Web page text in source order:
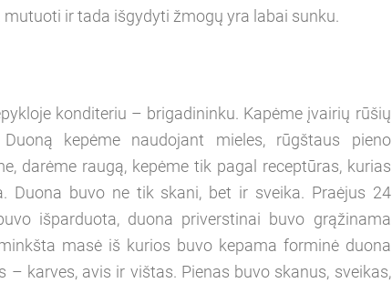
ir tada išgydyti žmogų yra labai sunku.
konditeriu – brigadininku. Kapėme įvairių rūšių
kepėme naudojant mieles, rūgštaus pieno
darėme raugą, kepėme tik pagal receptūras, kurias
Duona buvo ne tik skani, bet ir sveika. Praėjus 24
išparduota, duona priverstinai buvo grąžinama
masė iš kurios buvo kepama forminė duona
karves, avis ir vištas. Pienas buvo skanus, sveikas,